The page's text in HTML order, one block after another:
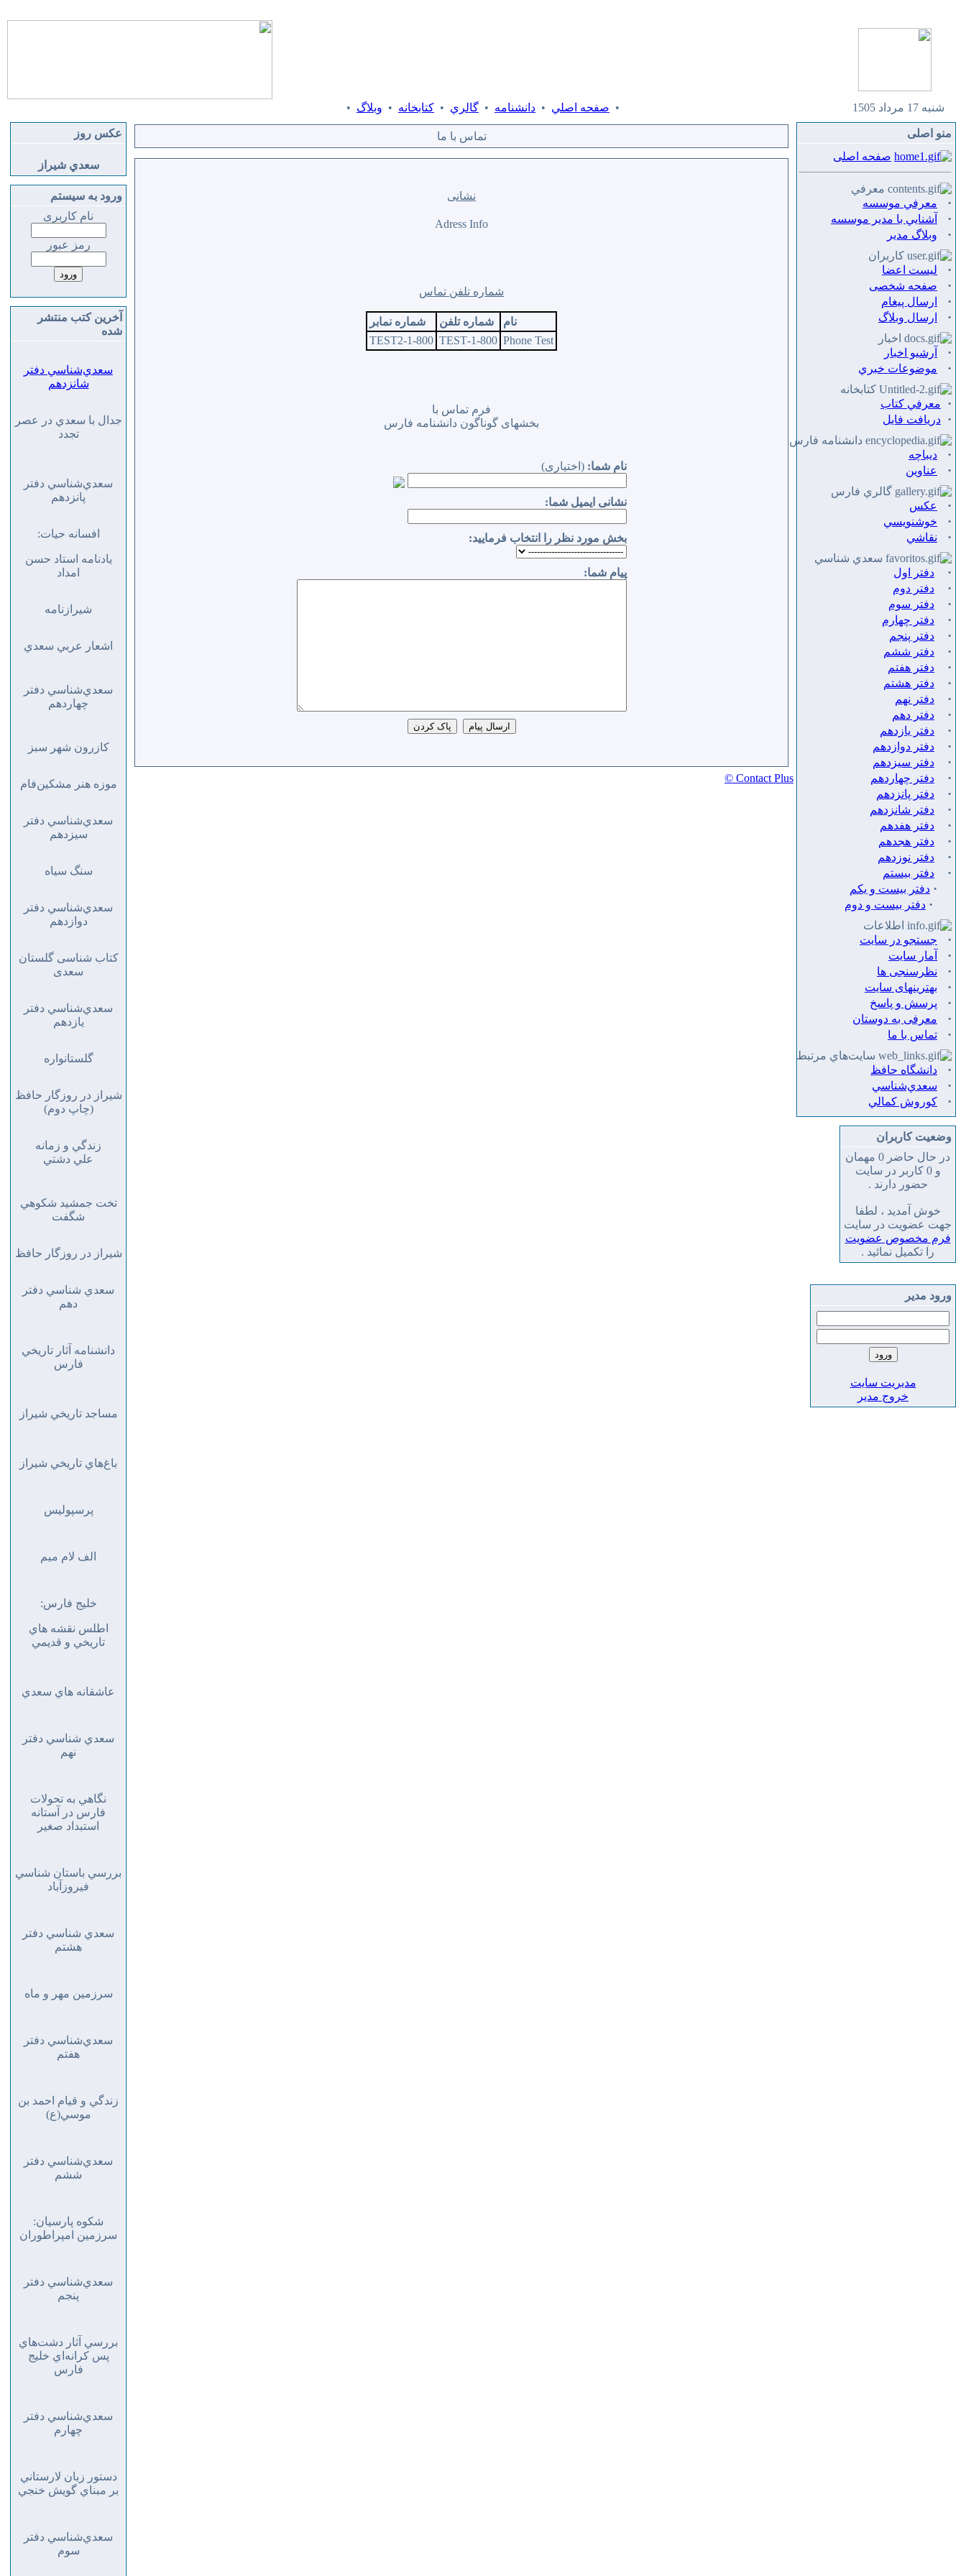
شنبه 17 مرداد 1505 • صفحه اصلي • دانشنامه • گالري • كتابخانه • وبلاگ •
منو اصلی
صفحه اصلی
معرفي
· معرفي موسسه
· آشنايي با مدير موسسه
·
وبلاگ مدير
کاربران
· لیست اعضا
· صفحه شخصی
· ارسال پيغام
·
ارسال وبلاگ
اخبار
· آرشیو اخبار
·
موضوعات خبري
كتابخانه
· معرفي كتاب
· دريافت فايل
دانشنامه فارس
· ديباچه
·
عناوين
گالري فارس
· عكس
· خوشنويسي
·
نقاشي
سعدي شناسي
· دفتر اول
· دفتر دوم
· دفتر سوم
· دفتر چهارم
· دفتر پنجم
· دفتر ششم
· دفتر هفتم
· دفتر هشتم
· دفتر نهم
· دفتر دهم
· دفتر يازدهم
· دفتر دوازدهم
· دفتر سيزدهم
· دفتر چهاردهم
· دفتر پانزدهم
· دفتر شانزدهم
· دفتر هفدهم
· دفتر هجدهم
· دفتر نوزدهم
· دفتر بیستم
· دفتر بیست و یکم
· دفتر بیست و دوم
اطلاعات
· جستجو در سایت
· آمار سایت
· نظرسنجی ها
· بهترینهای سایت
· پرسش و پاسخ
· معرفی به دوستان
·
تماس با ما
سايت‌هاي مرتبط
· دانشگاه حافظ
· سعدي‌شناسي
· كوروش كمالي
وضعیت کاربران
در حال حاضر 0 مهمان
و 0 کاربر در سایت
حضور دارند .
خوش آمدید ، لطفا
جهت عضویت در سایت
فرم مخصوص عضویت
را تکمیل نمائید .
ورود مدير
مديريت سايت
خروج مدير
تماس با ما
نشانی
Adress Info
شماره تلفن تماس
نام شماره تلفن
شماره نمابر
Phone Test
1-800-TEST
1-800-TEST2
فرم تماس با
بخشهای گوناگون دانشنامه فارس
نام شما: (اختیاری)
نشانی ایمیل شما:
بخش مورد نظر را انتخاب فرمایید:
پیام شما:
Contact Plus ©
عكس روز
سعدي شيراز
ورود به سیستم
نام کاربری
رمز عبور
آخرين كتب منتشر
شده
سعدي‌شناسي دفتر
شانزدهم
جدال با سعدي در عصر
تجدد
سعدي‌شناسي دفتر
پانزدهم
افسانه حيات:
يادنامه استاد حسن
امداد
شيرازنامه
اشعار عربي سعدي
سعدي‌شناسي دفتر
چهاردهم
كازرون شهر سبز
موزه هنر مشكين‌فام
سعدي‌شناسي دفتر
سيزدهم
سنگ سياه
سعدي‌شناسي دفتر
دوازدهم
کتاب شناسی گلستان
سعدی
سعدي‌شناسي دفتر
يازدهم
گلستانواره
شيراز در روزگار حافظ
(چاپ دوم)
زندگي و زمانه
علي دشتي
تخت جمشيد شكوهي
شگفت
شيراز در روزگار حافظ
سعدي شناسي دفتر
دهم
دانشنامه آثار تاريخي
فارس
مساجد تاريخي شيراز
باغ‌هاي تاريخي شيراز
پرسپوليس
الف لام ميم
خليج فارس:
اطلس نقشه هاي
تاريخي و قديمي
عاشقانه هاي سعدي
سعدي شناسي دفتر
نهم
نگاهي به تحولات
فارس در آستانه
استبداد صغير
بررسي باستان شناسي
فيروزآباد
سعدي شناسي دفتر
هشتم
سرزمين مهر و ماه
سعدي‌شناسي دفتر
هفتم
زندگي و قيام احمد بن
موسي(ع)
سعدي‌شناسي دفتر
ششم
شكوه پارسيان:
سرزمين امپراطوران
سعدي‌شناسي دفتر
پنجم
بررسي آثار دشت‌هاي
پس كرانه‌اي خليج
فارس
سعدي‌شناسي دفتر
چهارم
دستور زبان لارستاني
بر مبناي گويش خنجي
سعدي‌شناسي دفتر
سوم